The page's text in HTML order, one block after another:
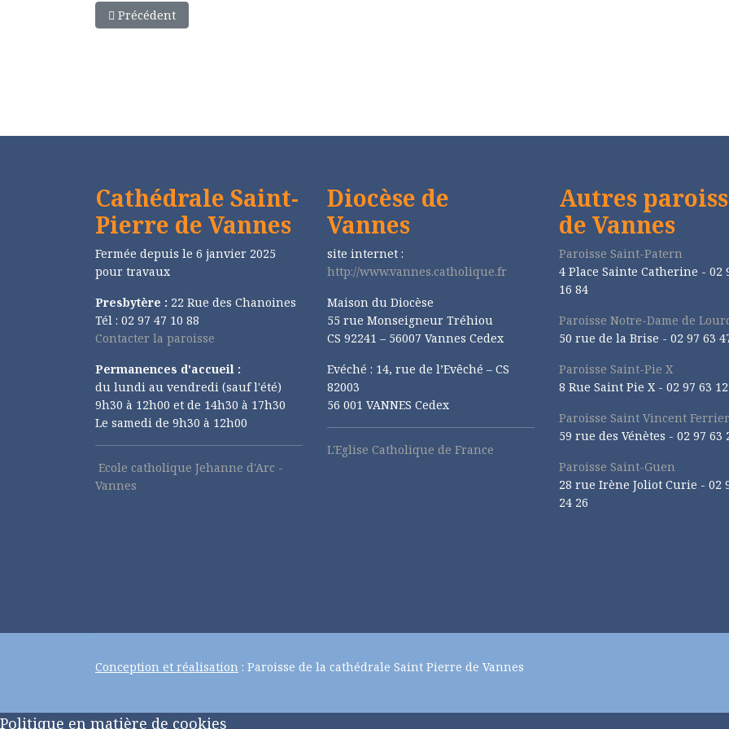
Article précédent : Conduis-moi au désert
Précédent
Cathédrale Saint-
Pierre de Vannes
Fermée depuis le 6 janvier 2025
pour travaux
Presbytère : 22 Rue des Chanoines
Tél : 02 97 47 10 88
Contacter la paroisse
Permanences d'accueil :
du lundi au vendredi (sauf l'été)
9h30 à 12h00 et de 14h30 à 17h30
Le samedi de 9h30 à 12h00
Ecole catholique Jehanne d'Arc -
Vannes
Diocèse de
Vannes
site internet :
http://www.vannes.catholique.fr
Maison du Diocèse
55 rue Monseigneur Tréhiou
CS 92241 – 56007 Vannes Cedex
Evéché : 14, rue de l’Evêché – CS
82003
56 001 VANNES Cedex
L'Eglise Catholique de France
Autres
de Vannes
Paroisse Saint-Patern
4 Place Sainte Catherine - 02
16 84
Paroisse Notre-Dame de
50 rue de la Brise - 02 97 63
Paroisse Saint-Pie X
8 Rue Saint Pie X - 02 97 63
Paroisse Saint Vincent Ferrier
59 rue des Vénètes - 02 97 63
Paroisse Saint-Guen
28 rue Irène Joliot Curie - 02
24 26
Conception et réalisation : Paroisse de la cathédrale Saint Pierre de Vannes
Politique en matière de cookies